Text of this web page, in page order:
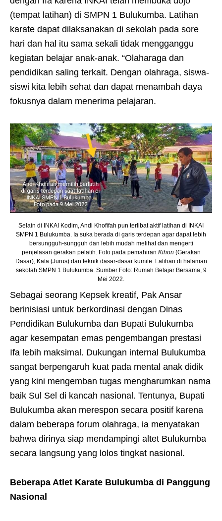
(tempat latihan) di SMPN 1 Bulukumba. Latihan
karate dapat dilaksanakan di sekolah pada sore
hari dan hal itu sama sekali tidak mengganggu
kegiatan belajar anak-anak. “Olaharaga dan
pendidikan saling terkait. Dengan olahraga, siswa-
siswi kita lebih sehat dan dapat menambah daya
fokusnya dalam menerima pelajaran.
Selain di INKAI Kodim, Andi Khofifah pun terlibat aktif latihan di INKAI
SMPN 1 Bulukumba. Ia suka berada di garis terdepan agar dapat lebih
bersungguh-sungguh dan lebih mudah melihat dan mengerti
penjelasan gerakan pelatih. Foto pada pemahiran Kihon (Gerakan
Dasar), Kata (Jurus) dan teknik dasar-dasar kumite. Latihan di halaman
sekolah SMPN 1 Bulukumba. Sumber Foto: Rumah Belajar Bersama, 9
Mei 2022.
Sebagai seorang Kepsek kreatif, Pak Ansar
berinisiasi untuk berkordinasi dengan Dinas
Pendidikan Bulukumba dan Bupati Bulukumba
agar kesempatan emas pengembangan prestasi
Ifa lebih maksimal. Dukungan internal Bulukumba
sangat berpengaruh kuat pada mental anak didik
yang kini mengemban tugas mengharumkan nama
baik Sul Sel di kancah nasional. Tentunya, Bupati
Bulukumba akan merespon secara positif karena
dalam beberapa forum olahraga, ia menyatakan
bahwa dirinya siap mendampingi altet Bulukumba
secara langsung yang lolos tingkat nasional.
Beberapa Atlet Karate Bulukumba di Panggung
Nasional